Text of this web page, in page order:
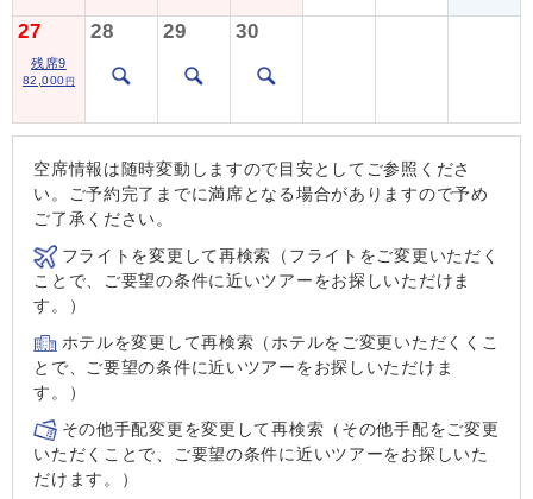
27
残席9
82,000円
28 29 30
空席情報は随時変動しますので目安としてご参照くださ
い。ご予約完了までに満席となる場合がありますので予め
ご了承ください。
フライトを変更して再検索（フライトをご変更いただく
ことで、ご要望の条件に近いツアーをお探しいただけま
す。）
ホテルを変更して再検索（ホテルをご変更いただくくこ
とで、ご要望の条件に近いツアーをお探しいただけま
す。）
その他手配変更を変更して再検索（その他手配をご変更
いただくことで、ご要望の条件に近いツアーをお探しいた
だけます。）